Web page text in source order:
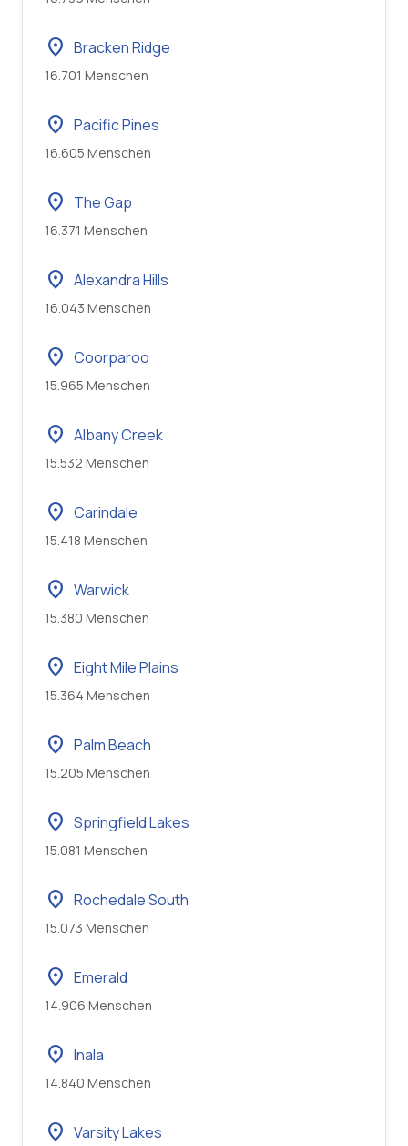
location_on Bracken Ridge
16.701 Menschen
location_on Pacific Pines
16.605 Menschen
location_on The Gap
16.371 Menschen
location_on Alexandra Hills
16.043 Menschen
location_on Coorparoo
15.965 Menschen
location_on Albany Creek
15.532 Menschen
location_on Carindale
15.418 Menschen
location_on Warwick
15.380 Menschen
location_on Eight Mile Plains
15.364 Menschen
location_on Palm Beach
15.205 Menschen
location_on Springfield Lakes
15.081 Menschen
location_on Rochedale South
15.073 Menschen
location_on Emerald
14.906 Menschen
location_on Inala
14.840 Menschen
location_on Varsity Lakes